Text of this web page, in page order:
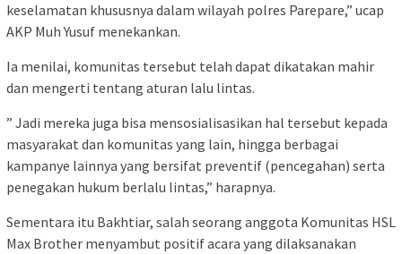
keselamatan khususnya dalam wilayah polres Parepare,” ucap
AKP Muh Yusuf menekankan.
Ia menilai, komunitas tersebut telah dapat dikatakan mahir
dan mengerti tentang aturan lalu lintas.
” Jadi mereka juga bisa mensosialisasikan hal tersebut kepada
masyarakat dan komunitas yang lain, hingga berbagai
kampanye lainnya yang bersifat preventif (pencegahan) serta
penegakan hukum berlalu lintas,” harapnya.
Sementara itu Bakhtiar, salah seorang anggota Komunitas HSL
Max Brother menyambut positif acara yang dilaksanakan